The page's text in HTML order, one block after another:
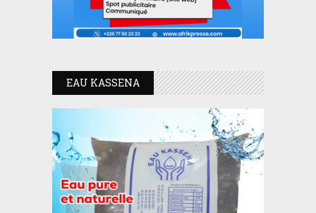
EAU KASSENA